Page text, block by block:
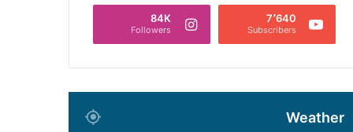
7٬640
Subscribers
84K
Followers
Weather